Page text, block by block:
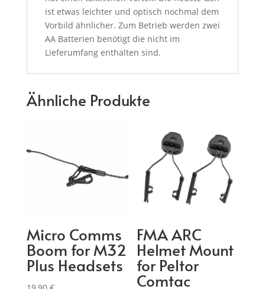
ist etwas leichter und optisch nochmal dem
Vorbild ähnlicher. Zum Betrieb werden zwei
AA Batterien benötigt die nicht im
Lieferumfang enthalten sind.
Ähnliche Produkte
Micro Comms
Boom for M32
Plus Headsets
FMA ARC
Helmet Mount
for Peltor
Comtac